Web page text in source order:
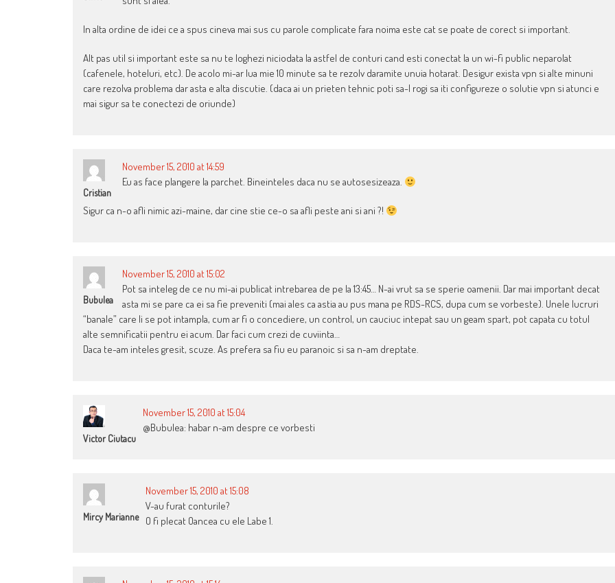
In alta ordine de idei ce a spus cineva mai sus cu parole complicate fara noima este cat se poate de corect si important.
Alt pas util si important este sa nu te loghezi niciodata la astfel de conturi cand esti conectat la un wi-fi public neparolat
(cafenele, hoteluri, etc). De acolo mi-ar lua mie 10 minute sa te rezolv daramite unuia hotarat. Desigur exista vpn si alte minuni
care rezolva problema dar asta e alta discutie. (daca ai un prieten tehnic poti sa-l rogi sa iti configureze o solutie vpn si atunci e
mai sigur sa te conectezi de oriunde)
Cristian
November 15, 2010 at 14:59
Eu as face plangere la parchet. Bineinteles daca nu se autosesizeaza.
Sigur ca n-o afli nimic azi-maine, dar cine stie ce-o sa afli peste ani si ani ?!
Bubulea
November 15, 2010 at 15:02
Pot sa inteleg de ce nu mi-ai publicat intrebarea de pe la 13:45… N-ai vrut sa se sperie oamenii. Dar mai important decat
asta mi se pare ca ei sa fie preveniti (mai ales ca astia au pus mana pe RDS-RCS, dupa cum se vorbeste). Unele lucruri
“banale” care li se pot intampla, cum ar fi o concediere, un control, un cauciuc intepat sau un geam spart, pot capata cu totul
alte semnificatii pentru ei acum. Dar faci cum crezi de cuviinta…
Daca te-am inteles gresit, scuze. As prefera sa fiu eu paranoic si sa n-am dreptate.
Victor Ciutacu
November 15, 2010 at 15:04
@Bubulea: habar n-am despre ce vorbesti
Mircy Marianne
November 15, 2010 at 15:08
V-au furat conturile?
O fi plecat Oancea cu ele Labe 1.